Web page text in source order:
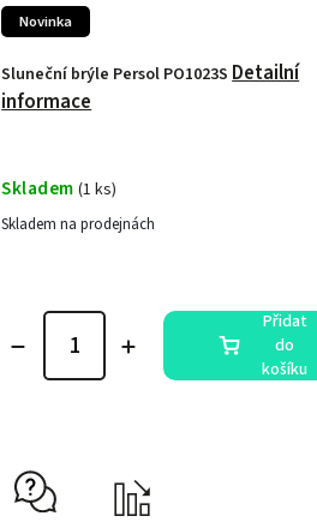
Sluneční brýle Persol PO1023SDetailní
informace
Novinka
Skladem (1 ks)
Skladem na prodejnách
Přidat
do
košíku